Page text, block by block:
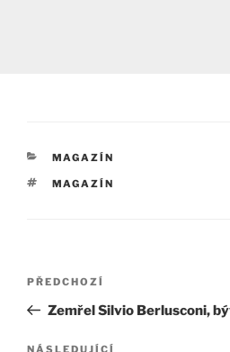
RUBRIKY
MAGAZÍN
ŠTÍTKY
MAGAZÍN
Navigace
příspěvek
Předchozí
příspěvek
PŘEDCHOZÍ
Zemřel Silvio Berlusconi,